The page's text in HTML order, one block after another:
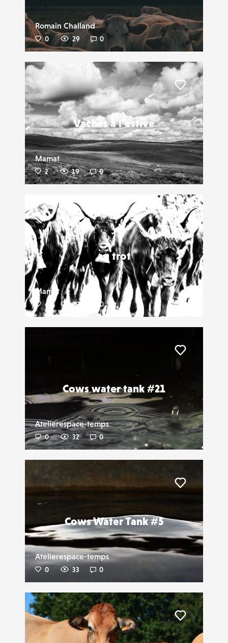
Romain Challand
0 29 0
Vaches à l'estive
Mamat
2 19 0
Liker
au trot
Mamat
6 29 0
Liker
Cows water tank #21
Atelierespace-temps
0 32 0
Cows Water Tank #5
Atelierespace-temps
0 33 0
Liker
Liker